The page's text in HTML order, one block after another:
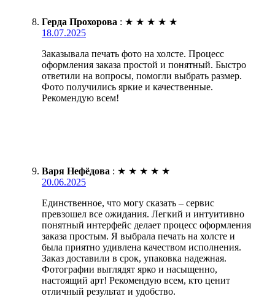
Герда Прохорова : ★ ★ ★ ★ ★
18.07.2025
Заказывала печать фото на холсте. Процесс
оформления заказа простой и понятный. Быстро
ответили на вопросы, помогли выбрать размер.
Фото получились яркие и качественные.
Рекомендую всем!
Варя Нефёдова : ★ ★ ★ ★ ★
20.06.2025
Единственное, что могу сказать – сервис
превзошел все ожидания. Легкий и интуитивно
понятный интерфейс делает процесс оформления
заказа простым. Я выбрала печать на холсте и
была приятно удивлена качеством исполнения.
Заказ доставили в срок, упаковка надежная.
Фотографии выглядят ярко и насыщенно,
настоящий арт! Рекомендую всем, кто ценит
отличный результат и удобство.